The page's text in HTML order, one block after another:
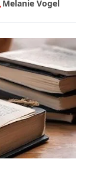
Melanie Vogel